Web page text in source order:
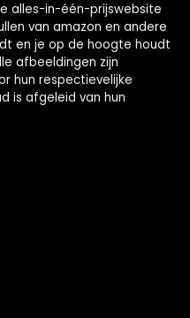
alles-in-één-prijswebsite
van amazon en andere
en je op de hoogte houdt
afbeeldingen zijn
hun respectievelijke
is afgeleid van hun